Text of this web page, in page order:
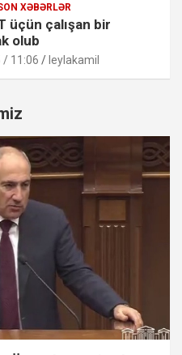
XƏBƏRLƏR
üçün çalışan bir
olub
/ 11:06 leylakamil